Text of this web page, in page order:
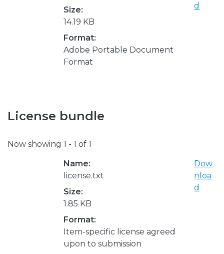
Size:
14.19 KB
Format:
Adobe Portable Document
Format
d
License bundle
Now showing 1 - 1 of 1
Name:
license.txt
Size:
1.85 KB
Format:
Item-specific license agreed
upon to submission
Dow
nloa
d